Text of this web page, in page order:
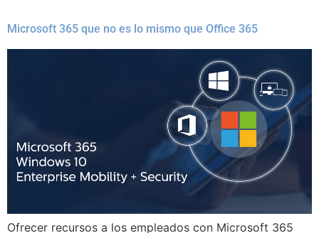
Microsoft 365 que no es lo mismo que Office 365
Ofrecer recursos a los empleados con Microsoft 365